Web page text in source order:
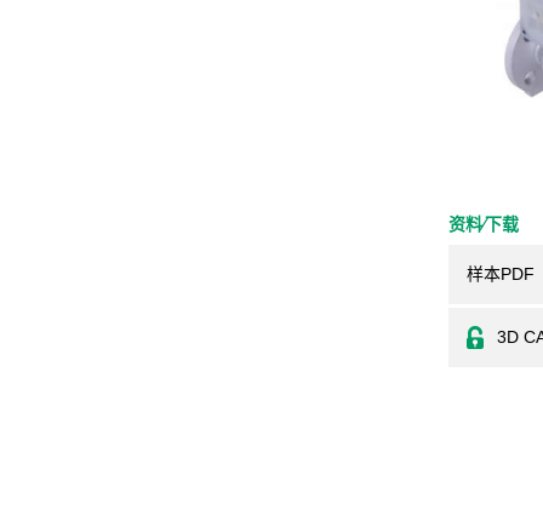
资料⁄下载
样本PDF
3D